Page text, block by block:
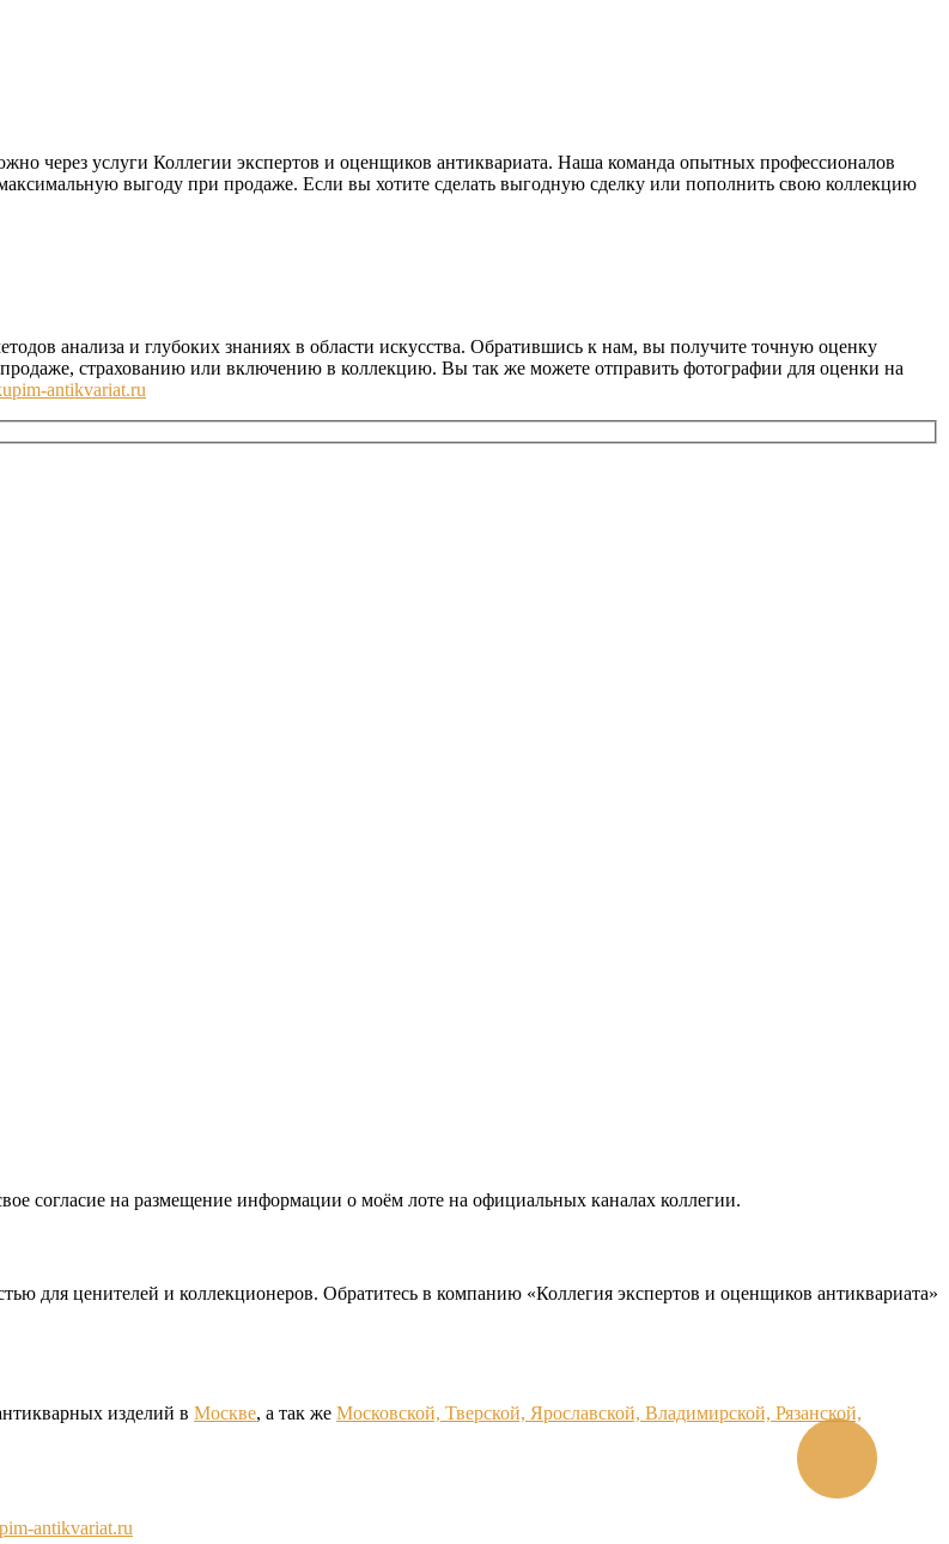
через услуги Коллегии экспертов и оценщиков антиквариата. Наша команда опытных профессионалов
выгоду при продаже. Если вы хотите сделать выгодную сделку или пополнить свою коллекцию
анализа и глубоких знаниях в области искусства. Обратившись к нам, вы получите точную оценку
страхованию или включению в коллекцию. Вы так же можете отправить фотографии для оценки на
antikvariat.ru
согласие на размещение информации о моём лоте на официальных каналах коллегии.
для ценителей и коллекционеров. Обратитесь в компанию «Коллегия экспертов и оценщиков антиквариата»
изделий в Москве, а так же Московской, Тверской, Ярославской, Владимирской, Рязанской,
antikvariat.ru